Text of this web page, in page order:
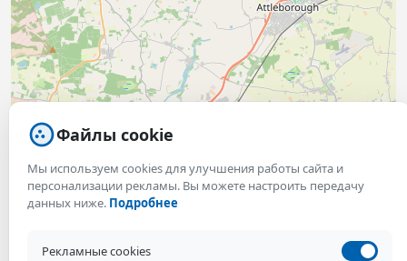
Файлы cookie
Мы используем cookies для улучшения работы сайта и
персонализации рекламы. Вы можете настроить передачу
данных ниже. Подробнее
Рекламные cookies